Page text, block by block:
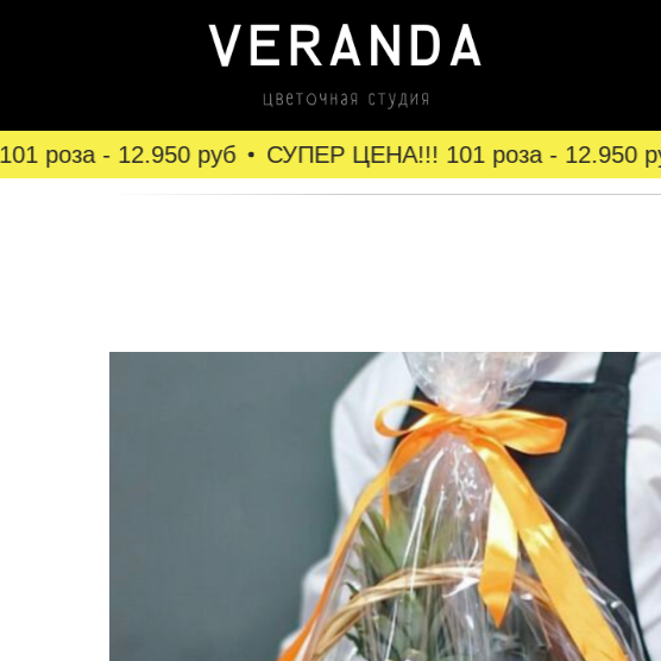
- 12.950 руб СУПЕР ЦЕНА!!! 101 роза - 12.950 руб